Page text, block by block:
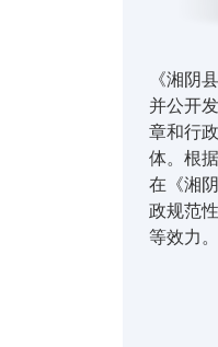
《湘阴
并公开
章和行
体。根
在《湘
政规范
等效力。